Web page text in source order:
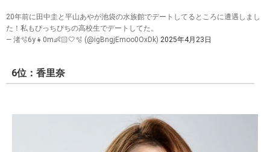
20年前に田中圭と平山あやが池袋の水族館でデートしてるところに遭遇しまし
た！私もぴっちぴちの高校生でデートしてた。
— 渚🫧6y👧0m👶🏻🤍🫧 (@igBngjEmoo0OxDk) 2025年4月23日
6位：香里奈